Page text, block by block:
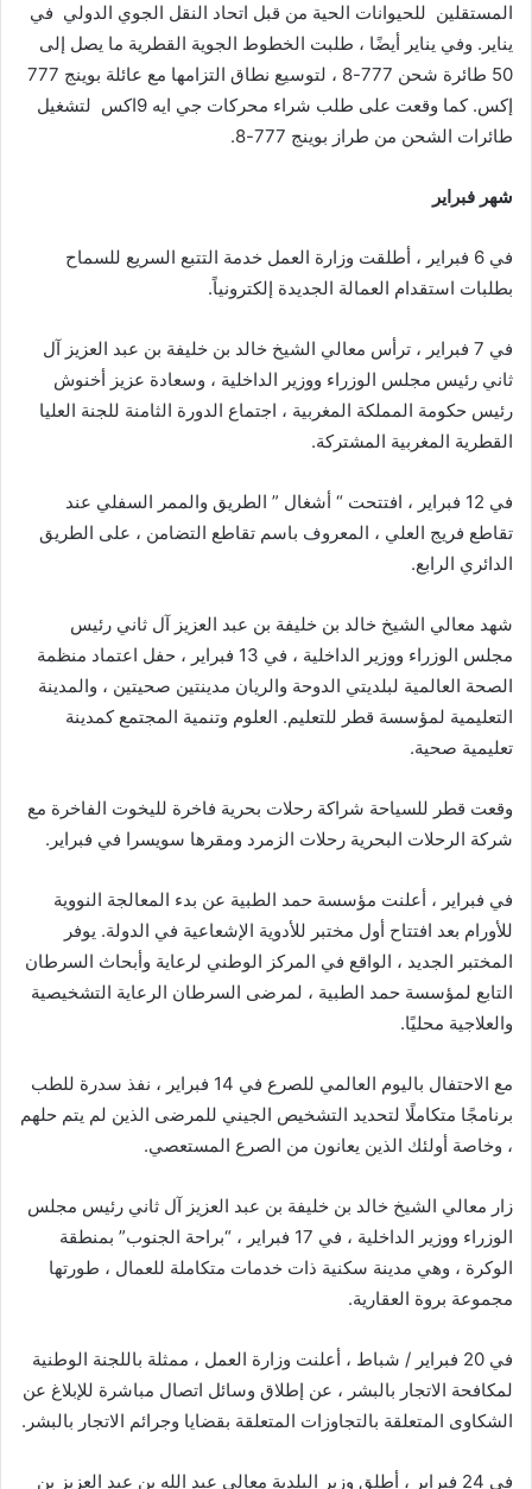
المستقلين للحيوانات الحية من قبل اتحاد النقل الجوي الدولي في
يناير. وفي يناير أيضًا ، طلبت الخطوط الجوية القطرية ما يصل إلى
50 طائرة شحن 777-8 ، لتوسيع نطاق التزامها مع عائلة بوينج 777
إكس. كما وقعت على طلب شراء محركات جي ايه 9اكس لتشغيل
طائرات الشحن من طراز بوينج 777-8.
شهر فبراير
في 6 فبراير ، أطلقت وزارة العمل خدمة التتبع السريع للسماح
بطلبات استقدام العمالة الجديدة إلكترونياً.
في 7 فبراير ، ترأس معالي الشيخ خالد بن خليفة بن عبد العزيز آل
ثاني رئيس مجلس الوزراء ووزير الداخلية ، وسعادة عزيز أخنوش
رئيس حكومة المملكة المغربية ، اجتماع الدورة الثامنة للجنة العليا
القطرية المغربية المشتركة.
في 12 فبراير ، افتتحت “ أشغال ” الطريق والممر السفلي عند
تقاطع فريج العلي ، المعروف باسم تقاطع التضامن ، على الطريق
الدائري الرابع.
شهد معالي الشيخ خالد بن خليفة بن عبد العزيز آل ثاني رئيس
مجلس الوزراء ووزير الداخلية ، في 13 فبراير ، حفل اعتماد منظمة
الصحة العالمية لبلديتي الدوحة والريان مدينتين صحيتين ، والمدينة
التعليمية لمؤسسة قطر للتعليم. العلوم وتنمية المجتمع كمدينة
تعليمية صحية.
وقعت قطر للسياحة شراكة رحلات بحرية فاخرة لليخوت الفاخرة مع
شركة الرحلات البحرية رحلات الزمرد ومقرها سويسرا في فبراير.
في فبراير ، أعلنت مؤسسة حمد الطبية عن بدء المعالجة النووية
للأورام بعد افتتاح أول مختبر للأدوية الإشعاعية في الدولة. يوفر
المختبر الجديد ، الواقع في المركز الوطني لرعاية وأبحاث السرطان
التابع لمؤسسة حمد الطبية ، لمرضى السرطان الرعاية التشخيصية
والعلاجية محليًا.
مع الاحتفال باليوم العالمي للصرع في 14 فبراير ، نفذ سدرة للطب
برنامجًا متكاملًا لتحديد التشخيص الجيني للمرضى الذين لم يتم حلهم
، وخاصة أولئك الذين يعانون من الصرع المستعصي.
زار معالي الشيخ خالد بن خليفة بن عبد العزيز آل ثاني رئيس مجلس
الوزراء ووزير الداخلية ، في 17 فبراير ، “براحة الجنوب” بمنطقة
الوكرة ، وهي مدينة سكنية ذات خدمات متكاملة للعمال ، طورتها
مجموعة بروة العقارية.
في 20 فبراير / شباط ، أعلنت وزارة العمل ، ممثلة باللجنة الوطنية
لمكافحة الاتجار بالبشر ، عن إطلاق وسائل اتصال مباشرة للإبلاغ عن
الشكاوى المتعلقة بالتجاوزات المتعلقة بقضايا وجرائم الاتجار بالبشر.
في 24 فبراير ، أطلق وزير البلدية معالي عبد الله بن عبد العزيز بن